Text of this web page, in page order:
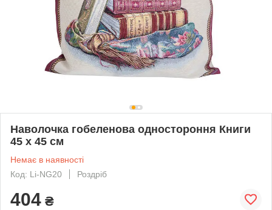
Наволочка гобеленова одностороння Книги
45 х 45 см
Немає в наявності
Код: Li-NG20
Роздріб
404 ₴